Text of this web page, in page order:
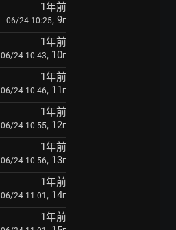
1年前
06/24 10:25, 9F
1年前
06/24 10:43, 10F
1年前
06/24 10:46, 11 F
1年前
06/24 10:55, 12F
1年前
06/24 10:56, 13F
1年前
06/24 11:01 , 14F
1年前